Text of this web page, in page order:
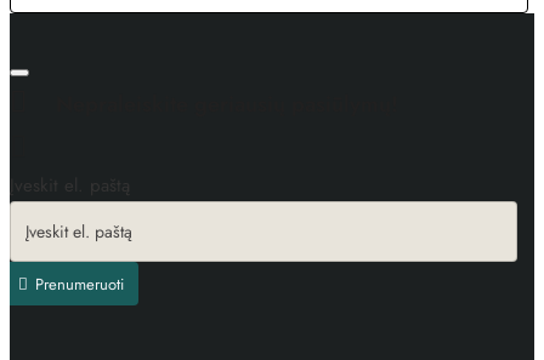
Įveskit el. paštą
Prenumeruoti